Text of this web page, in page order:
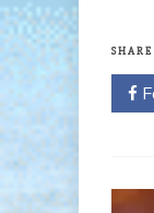
SHARE